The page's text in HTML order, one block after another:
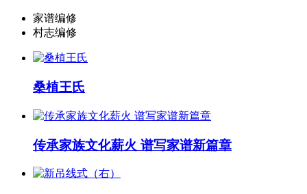
家谱编修
村志编修
桑植王氏
传承家族文化薪火 谱写家谱新篇章